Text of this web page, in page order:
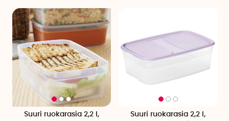
Suuri ruokarasia 2,2 l,
Suuri ruokarasia 2,2 l,